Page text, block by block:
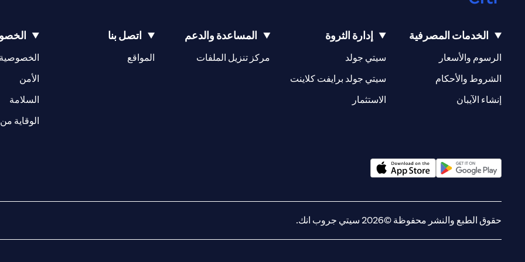
الخدمات المصرفية
الرسوم والأسعار
opens in a new tab
الشروط والأحكام opens in a new tab
إنشاء الآيبان opens in a new tab
إدارة الثروة
سيتي جولد opens in a new tab
سيتي جولد برايفت كلاينت
الاستثمار
المساعدة والدعم
مركز تنزيل الملفات
اتصل بنا
المواقعopens in a new tab الخصوصية
الأمن
السلامة
الوقاية
حقوق الطبع والنشر محفوظة ©2026 سيتي جروب انك.